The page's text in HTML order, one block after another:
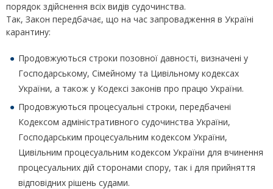
порядок здійснення всіх видів судочинства.
Так, Закон передбачає, що на час запровадження в Україні
карантину:
Продовжуються строки позовної давності, визначені у
Господарському, Сімейному та Цивільному кодексах
України, а також у Кодексі законів про працю України.
Продовжуються процесуальні строки, передбачені
Кодексом адміністративного судочинства України,
Господарським процесуальним кодексом України,
Цивільним процесуальним кодексом України для вчинення
процесуальних дій сторонами спору, так і для прийняття
відповідних рішень судами.